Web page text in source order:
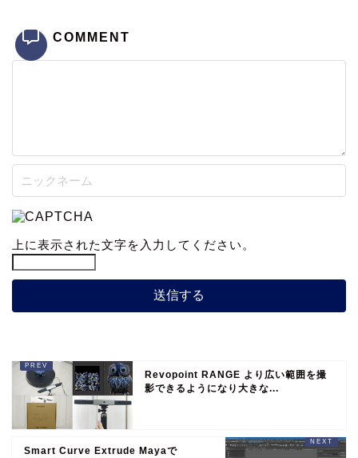
COMMENT
上に表示された文字を入力してください。
Revopoint RANGE より広い範囲を撮
影できるようになり大きな...
Smart Curve Extrude Mayaで